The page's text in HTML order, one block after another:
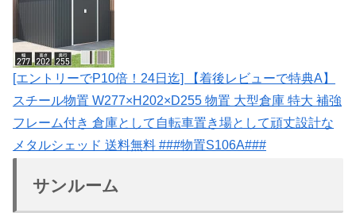
[エントリーでP10倍！24日迄] 【着後レビューで特典A】
スチール物置 W277×H202×D255 物置 大型倉庫 特大 補強
フレーム付き 倉庫として自転車置き場として頑丈設計な
メタルシェッド 送料無料 ###物置S106A###
サンルーム